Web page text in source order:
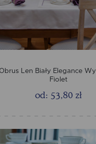
Len Biały Elegance
Fiolet
od: 53,80 zł
komunikatów na podstawie analizy
witryny internetowej. Treści
lub firm będących naszymi
w charakterze pośredników
mediów społecznościowych.